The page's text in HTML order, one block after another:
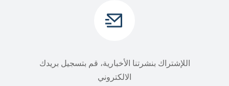
اللإشتراك بنشرتنا الأخبارية، قم بتسجيل بريدك
الالكتروني